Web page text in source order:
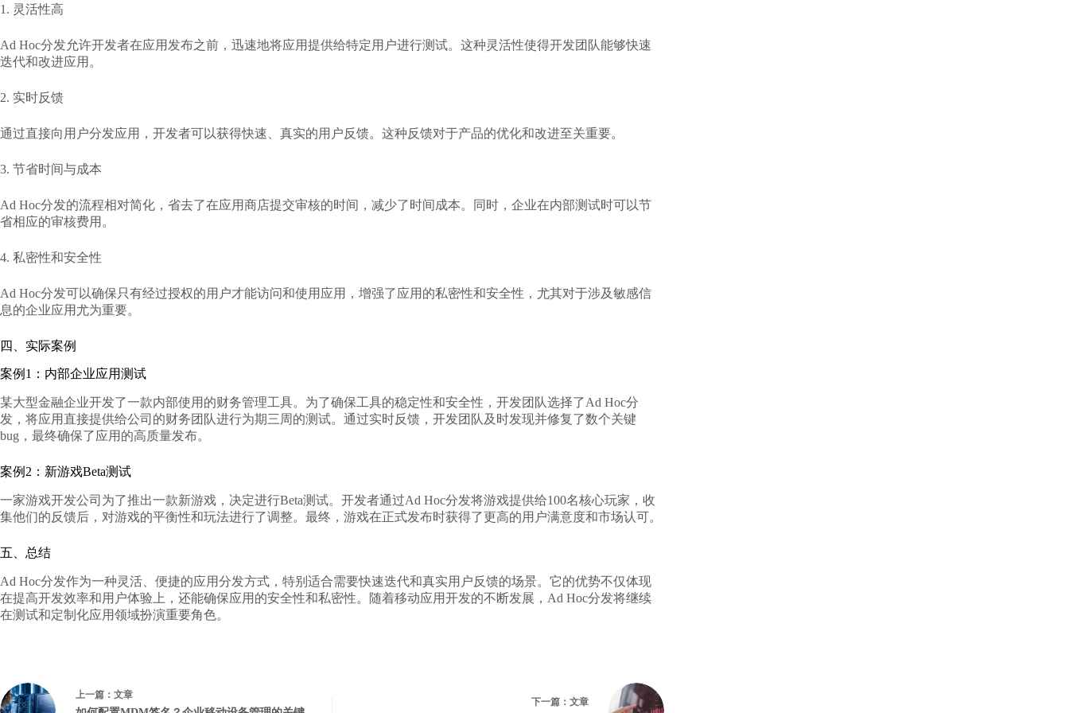
1. 灵活性高
Ad Hoc分发允许开发者在应用发布之前，迅速地将应用提供给特定用户进行测试。这种灵活性使得开发团队能够快速
迭代和改进应用。
2. 实时反馈
通过直接向用户分发应用，开发者可以获得快速、真实的用户反馈。这种反馈对于产品的优化和改进至关重要。
3. 节省时间与成本
Ad Hoc分发的流程相对简化，省去了在应用商店提交审核的时间，减少了时间成本。同时，企业在内部测试时可以节
省相应的审核费用。
4. 私密性和安全性
Ad Hoc分发可以确保只有经过授权的用户才能访问和使用应用，增强了应用的私密性和安全性，尤其对于涉及敏感信
息的企业应用尤为重要。
四、实际案例
案例1：内部企业应用测试
某大型金融企业开发了一款内部使用的财务管理工具。为了确保工具的稳定性和安全性，开发团队选择了Ad Hoc分
发，将应用直接提供给公司的财务团队进行为期三周的测试。通过实时反馈，开发团队及时发现并修复了数个关键
bug，最终确保了应用的高质量发布。
案例2：新游戏Beta测试
一家游戏开发公司为了推出一款新游戏，决定进行Beta测试。开发者通过Ad Hoc分发将游戏提供给100名核心玩家，收
集他们的反馈后，对游戏的平衡性和玩法进行了调整。最终，游戏在正式发布时获得了更高的用户满意度和市场认可。
五、总结
Ad Hoc分发作为一种灵活、便捷的应用分发方式，特别适合需要快速迭代和真实用户反馈的场景。它的优势不仅体现
在提高开发效率和用户体验上，还能确保应用的安全性和私密性。随着移动应用开发的不断发展，Ad Hoc分发将继续
在测试和定制化应用领域扮演重要角色。
上一篇： 文章
下一篇： 文章